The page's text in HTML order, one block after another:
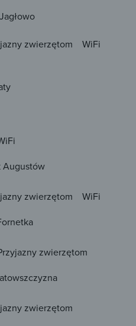
zwierzętom
WiFi
Augustów
zwierzętom WiFi
zwierzętom
zwierzętom